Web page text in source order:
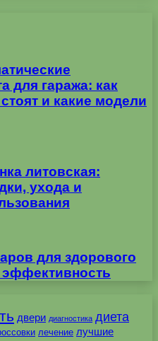
для гаража: как
и какие модели
литовская:
ухода и
для здорового
эффективность
двери диагностика диета
лечение лучшие